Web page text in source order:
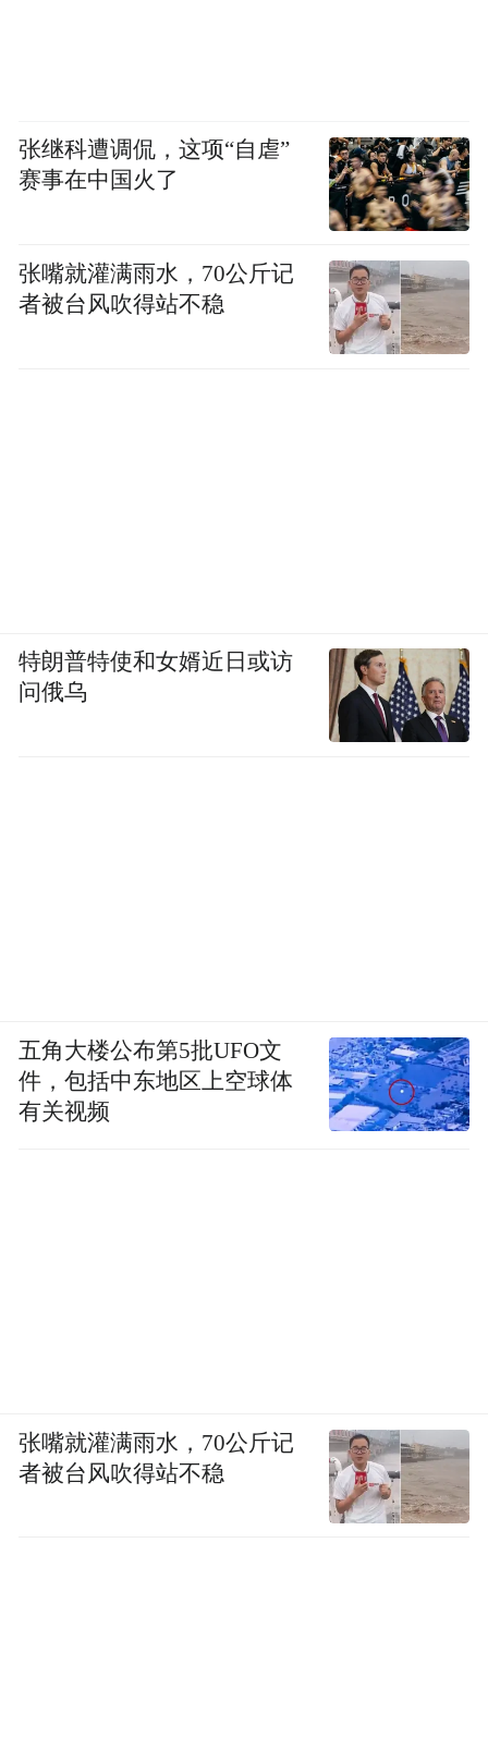
张继科遭调侃，这项“自虐”
赛事在中国火了
张嘴就灌满雨水，70公斤记
者被台风吹得站不稳
特朗普特使和女婿近日或访
问俄乌
五角大楼公布第5批UFO文
件，包括中东地区上空球体
有关视频
张嘴就灌满雨水，70公斤记
者被台风吹得站不稳